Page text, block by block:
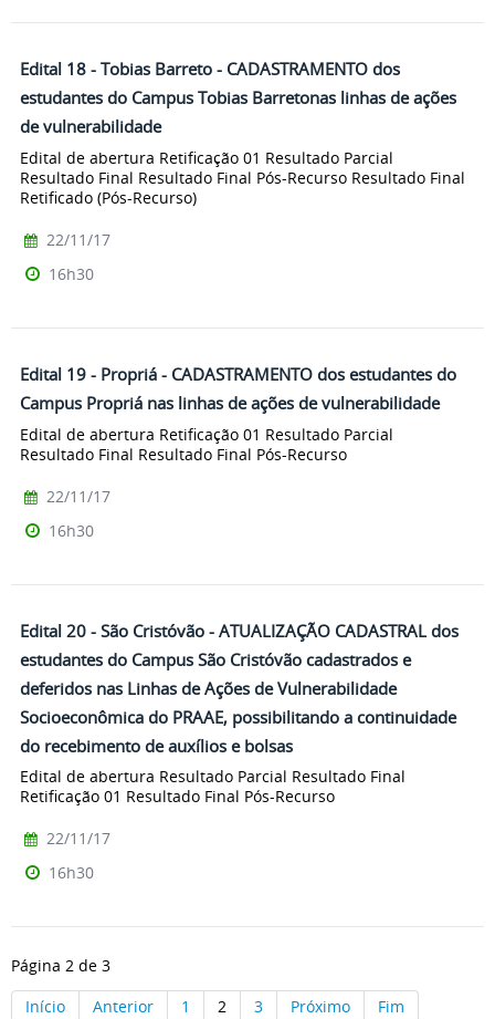
Edital 18 - Tobias Barreto - CADASTRAMENTO dos
estudantes do Campus Tobias Barretonas linhas de ações
de vulnerabilidade
Edital de abertura Retificação 01 Resultado Parcial
Resultado Final Resultado Final Pós-Recurso Resultado Final
Retificado (Pós-Recurso)
22/11/17
16h30
Edital 19 - Propriá - CADASTRAMENTO dos estudantes do
Campus Propriá nas linhas de ações de vulnerabilidade
Edital de abertura Retificação 01 Resultado Parcial
Resultado Final Resultado Final Pós-Recurso
22/11/17
16h30
Edital 20 - São Cristóvão - ATUALIZAÇÃO CADASTRAL dos
estudantes do Campus São Cristóvão cadastrados e
deferidos nas Linhas de Ações de Vulnerabilidade
Socioeconômica do PRAAE, possibilitando a continuidade
do recebimento de auxílios e bolsas
Edital de abertura Resultado Parcial Resultado Final
Retificação 01 Resultado Final Pós-Recurso
22/11/17
16h30
Página 2 de 3
Início
Anterior 1 2 3 Próximo Fim